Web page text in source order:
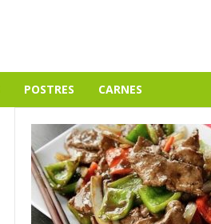
POSTRES CARNES